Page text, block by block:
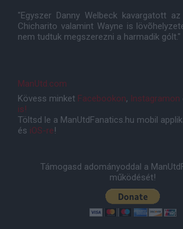
"Egyszer Danny Welbeck kavargatott
Chicharito valamint Wayne is
nem tudtuk megszerezni a harmadik gólt."
ManUtd.com
Kövess minket Facebookon, Instagramon
is!
Töltsd le a ManUtdFanatics.hu mobil
és iOS-re!
Támogasd adományoddal a
működését!